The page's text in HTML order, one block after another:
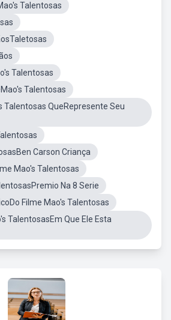
Talentosas
Talentosas
Talentosas
Talentosas QueRepresente Seu
Carson Criança
Mao's Talentosas
Na 8 Serie
Filme Mao's Talentosas
TalentosasEm Que Ele Esta